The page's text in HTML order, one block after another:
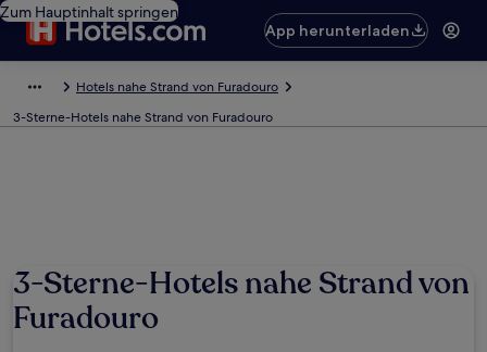
Zum Hauptinhalt springen
App herunterladen
Hotels nahe Strand von Furadouro
3-Sterne-Hotels nahe Strand von Furadouro
3-Sterne-Hotels nahe Strand von
Furadouro